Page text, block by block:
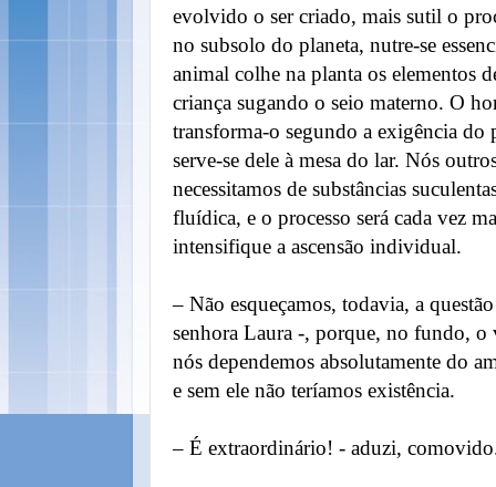
evolvido o ser criado, mais sutil o
no subsolo do planeta, nutre-se
animal colhe na planta os elementos
criança sugando o seio materno. O
transforma-o segundo a exigência do
serve-se dele à mesa do lar. Nós
necessitamos de substâncias
fluídica, e o processo será cada vez
intensifique a ascensão individual.
– Não esqueçamos, todavia, a
senhora Laura -, porque, no fundo, o
nós dependemos absolutamente do
e sem ele não teríamos existência.
– É extraordinário! - aduzi,